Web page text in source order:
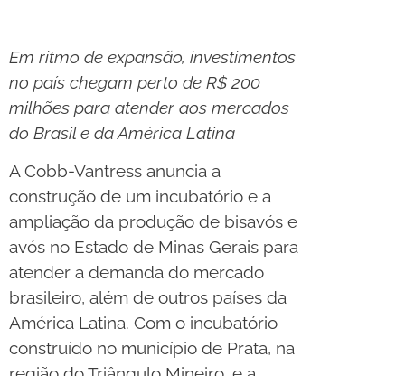
Em ritmo de expansão, investimentos
no país chegam perto de R$ 200
milhões para atender aos mercados
do Brasil e da América Latina
A Cobb-Vantress anuncia a
construção de um incubatório e a
ampliação da produção de bisavós e
avós no Estado de Minas Gerais para
atender a demanda do mercado
brasileiro, além de outros países da
América Latina. Com o incubatório
construído no município de Prata, na